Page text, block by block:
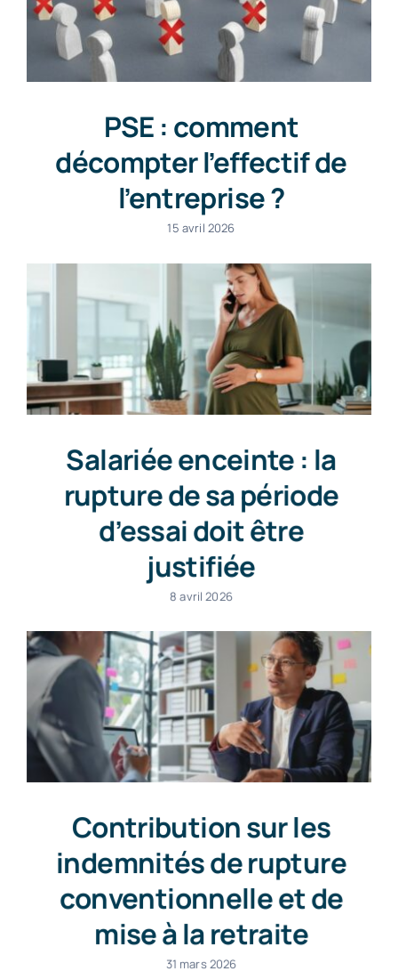
PSE : comment
décompter l’effectif de
l’entreprise ?
15 avril 2026
Salariée enceinte : la
rupture de sa période
d’essai doit être
justifiée
8 avril 2026
Contribution sur les
indemnités de rupture
conventionnelle et de
mise à la retraite
31 mars 2026